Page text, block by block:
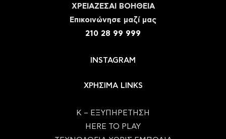
ΧΡΕΙΑΖΕΣΑΙ ΒΟΗΘΕΙΑ
Eπικοινώνησε μαζί μας
210 28 99 999
INSTAGRAM
ΧΡΗΣΙΜΑ LINKS
Κ – ΕΞΥΠΗΡΕΤΗΣΗ
HERE TO PLAY